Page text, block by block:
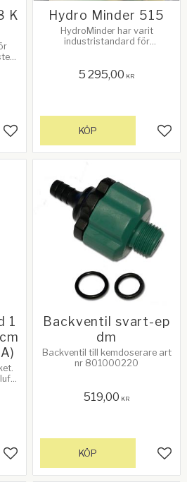
K
Lägg till i favoriter
Hydro Minder 515
HydroMinder har varit
industristandard för
med färdigblandad lösning. Se
mer info!
5 295,00 KR
KÖP
1
Lägg till i favoriter
Backventil svart-ep
dm
Backventil till kemdoserare art
nr 801000220
519,00 KR
KÖP